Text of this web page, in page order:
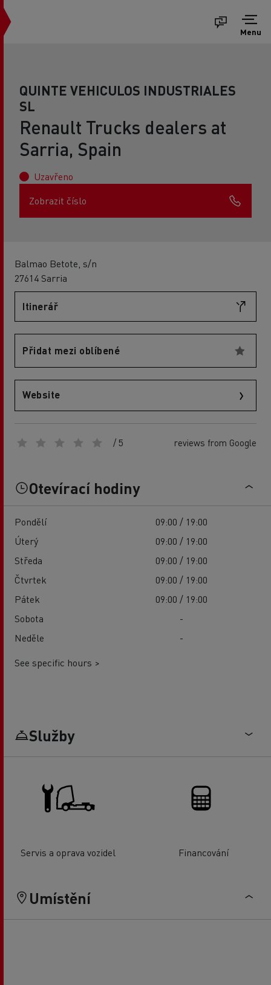
Menu
QUINTE VEHICULOS INDUSTRIALES
SL
Renault Trucks dealers at
Sarria, Spain
Uzavřeno
Zobrazit číslo
Balmao Betote, s/n
27614 Sarria
Itinerář
Přidat mezi oblíbené
Website
/ 5 reviews from Google
Otevírací hodiny
Pondělí
09:00 / 19:00
Úterý
09:00 / 19:00
Středa
09:00 / 19:00
Čtvrtek
09:00 / 19:00
Pátek
09:00 / 19:00
Sobota
-
Neděle
-
See specific hours >
Služby
Servis a oprava vozidel Financování
Umístění